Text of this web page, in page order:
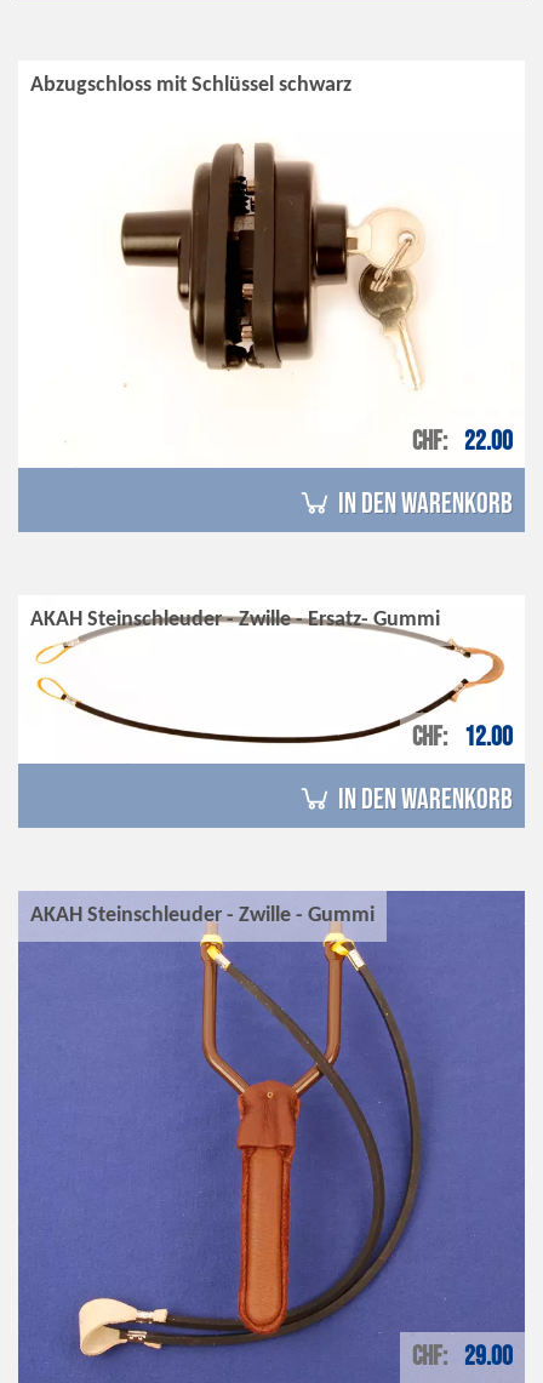
Abzugschloss mit Schlüssel schwarz
CHF 22.00
in den Warenkorb
AKAH Steinschleuder - Zwille - Ersatz- Gummi
CHF 12.00
in den Warenkorb
AKAH Steinschleuder - Zwille - Gummi
CHF 29.00